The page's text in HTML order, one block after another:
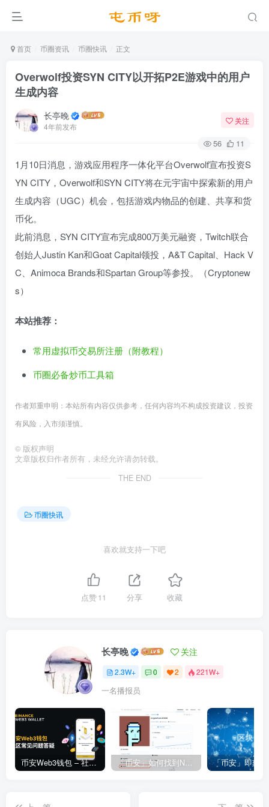
首页 币圈资讯 币圈快讯 正文
Overwolf投资SYN CITY以开拓P2E游戏中的用户
生成内容
长亭晚
4年前发布
关注
56 11
1月10日消息，游戏应用程序一体化平台Overwolf宣布投资S
YN CITY，Overwolf和SYN CITY将在元宇宙中探索新的用户
生成内容（UGC）机会，包括游戏内物品的创建、共享和货
币化。
此前消息，SYN CITY宣布完成800万美元融资，Twitch联合
创始人Justin Kan和Goat Capital领投，A&T Capital、Hack V
C、Animoca Brands和Spartan Group等参投。（Cryptonew
s）
本站推荐：
常用虚拟币交易所注册（附教程）
币圈必备炒币工具箱
作者郑重申明：本站所有内容仅供参考，任何内容均不构成投资建议，投资
有风险，入市须谨慎。
© 版权声明
文章版权归作者所有，未经允许请勿转载。
THE END
币圈快讯
喜欢就支持一下吧
点赞11 分享 收藏
长亭晚 关注
2.3W+ 0 2 221W+
一名播报员
币安Web3钱包 – 社区常见问题答疑 「币安」如何找到NFT合约地址？